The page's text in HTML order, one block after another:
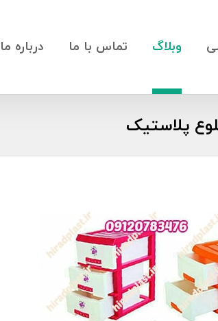
وبلاگ تماس با ما درباره ما
پلاستیک